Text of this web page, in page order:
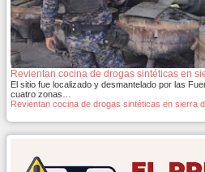
Revientan cocina de drogas sintéticas en
El sitio fue localizado y desmantelado por las
cuatro zonas…
Revientan cocina de drogas sintéticas en sierra